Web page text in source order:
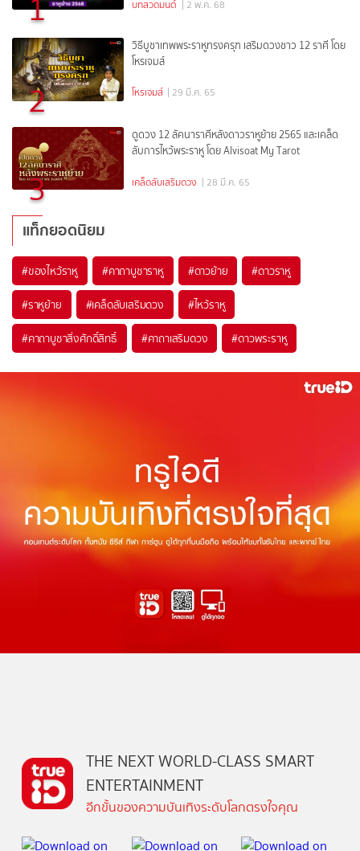
บทสวดมนต์ | 2 พ.ค. 68
2
วิธีบูชาเทพพระราหูทรงครุฑ เสริมดวงชาว 12 ราศี โดย
โหรเจมส์
โหรเจมส์ | 29 มี.ค. 65
3
ดูดวง 12 ลัคนาราศีหลังดาวราหูย้าย 2565 และเคล็ด
ลับการไหว้พระราหู โดย Alvisoat My Tarot
เคล็ดลับเสริมดวง | 28 มี.ค. 65
แท็กยอดนิยม
#ของไหว้ราหู #คาถาบูชาราหู #ดาวย้าย #ดาวราหู
#ราหูย้าย #เคล็ดลับเสริมดวง #ไหว้ราหู
#คาถาบูชาสิ่งศักดิ์สิทธิ์ #คาถาเสริมดวง #ดาวพระราหู
THE NEXT WORLD-CLASS SMART
ENTERTAINMENT
อีกขั้นของความบันเทิงระดับโลกตรงใจคุณ